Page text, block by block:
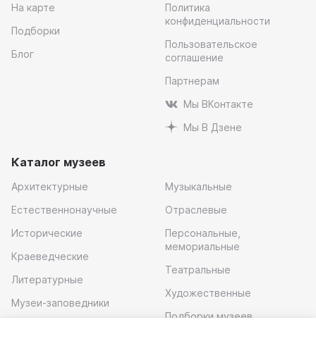
На карте
Подборки
Блог
Политика
конфиденциальности
Пользовательское
соглашение
Партнерам
Мы ВКонтакте
Мы В Дзене
Каталог музеев
Архитектурные
Естественнонаучные
Исторические
Краеведческие
Литературные
Музеи-заповедники
Музыкальные
Отраслевые
Персональные,
мемориальные
Театральные
Художественные
Подборки музеев